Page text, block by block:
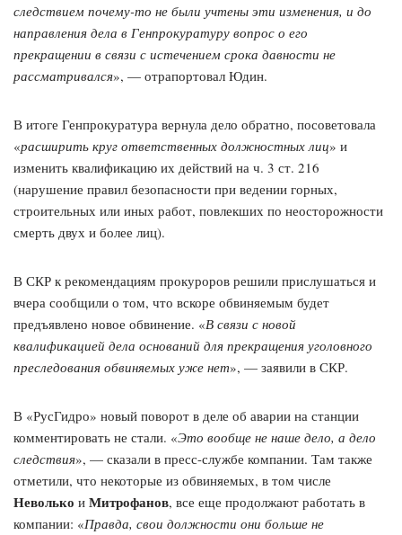
следствием почему-то не были учтены эти изменения, и до
направления дела в Генпрокуратуру вопрос о его
прекращении в связи с истечением срока давности не
рассматривался», — отрапортовал Юдин.
В итоге Генпрокуратура вернула дело обратно, посоветовала
«расширить круг ответственных должностных лиц» и
изменить квалификацию их действий на ч. 3 ст. 216
(нарушение правил безопасности при ведении горных,
строительных или иных работ, повлекших по неосторожности
смерть двух и более лиц).
В СКР к рекомендациям прокуроров решили прислушаться и
вчера сообщили о том, что вскоре обвиняемым будет
предъявлено новое обвинение. «В связи с новой
квалификацией дела оснований для прекращения уголовного
преследования обвиняемых уже нет», — заявили в СКР.
В «РусГидро» новый поворот в деле об аварии на станции
комментировать не стали. «Это вообще не наше дело, а дело
следствия», — сказали в пресс-службе компании. Там также
отметили, что некоторые из обвиняемых, в том числе
Неволько и Митрофанов, все еще продолжают работать в
компании: «Правда, свои должности они больше не